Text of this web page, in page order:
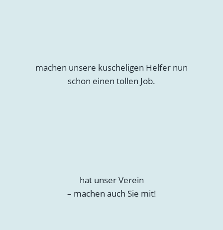
machen unsere kuscheligen Helfer nun
schon einen tollen Job.
hat unser Verein
– machen auch Sie mit!